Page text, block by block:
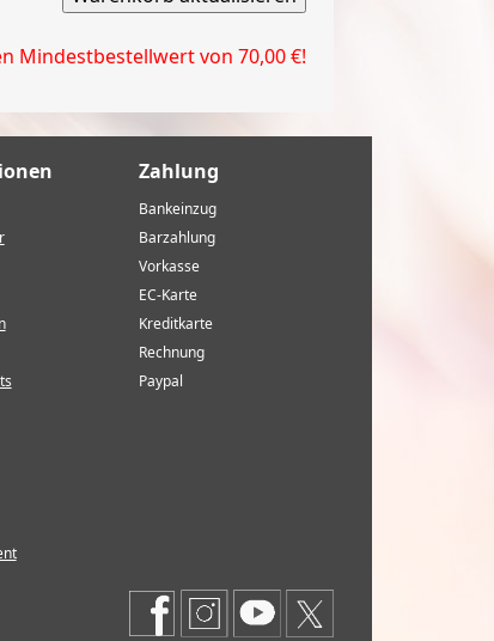
Mindestbestellwert von 70,00 €!
Zahlung
Bankeinzug
Barzahlung
Vorkasse
EC-Karte
Kreditkarte
Rechnung
Paypal